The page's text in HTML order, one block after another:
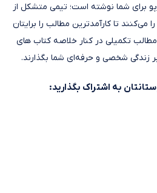
برای شما نوشته است؛ تیمی متشکل از
می‌کنند تا کارآمدترین مطالب را برایتان
تکمیلی در کنار خلاصه کتاب های
بر زندگی شخصی و حرفه‌ای شما بگذارند.
به اشتراک بگذارید: